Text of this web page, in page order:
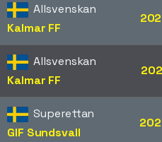
Allsvenskan
Kalmar FF
Allsvenskan
Kalmar FF
Superettan
GIF Sundsvall